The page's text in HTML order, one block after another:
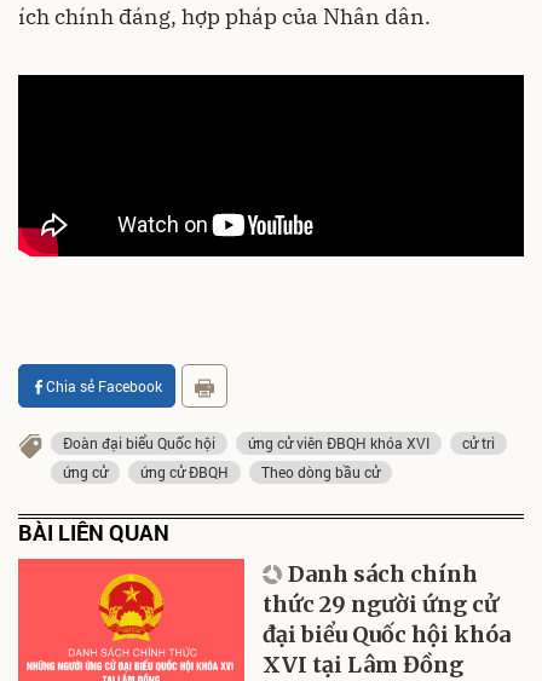
ích chính đáng, hợp pháp của Nhân dân.
Chia sẻ Facebook
Đoàn đại biểu Quốc hội ứng cử viên ĐBQH khóa XVI
cử tri
ứng cử
ứng cử ĐBQH Theo dòng bầu cử
BÀI LIÊN QUAN
Danh sách chính
thức 29 người ứng cử
đại biểu Quốc hội khóa
XVI tại Lâm Đồng